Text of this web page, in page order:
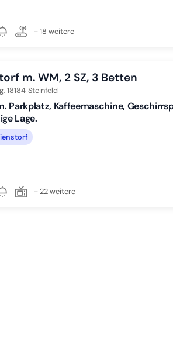
+ 18 weitere
m. WM, 2 SZ, 3 Betten
18184 Steinfeld
Parkplatz, Kaffeemaschine,
Lage.
+ 22 weitere